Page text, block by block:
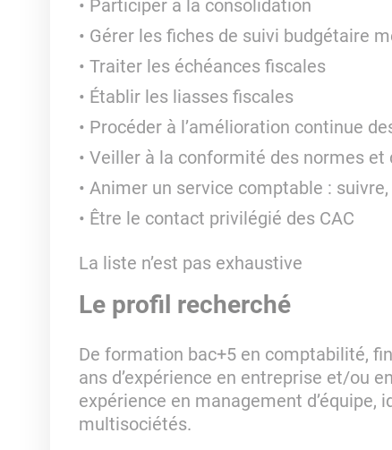
Participer à la consolidation
Gérer les fiches de suivi budgétaire
Traiter les échéances fiscales
Établir les liasses fiscales
Procéder à l’amélioration continue
Veiller à la conformité des normes et
Animer un service comptable :
Être le contact privilégié des CAC
La liste n’est pas exhaustive
Le profil recherché
De formation bac+5 en comptabilité,
ans d’expérience en entreprise et/ou
expérience en management
multisociétés.